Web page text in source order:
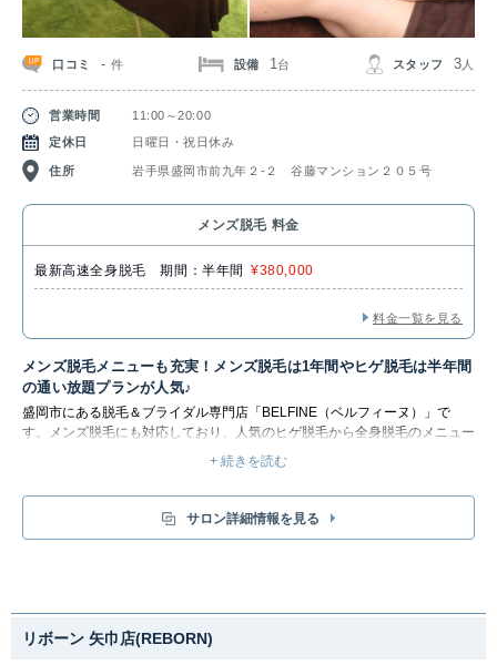
口コミ -件 設備 1台 スタッフ 3人
営業時間
11:00～20:00
定休日
日曜日・祝日休み
住所 岩手県盛岡市前九年２-２ 谷藤マンション２０５号
メンズ脱毛 料金
最新高速全身脱毛 期間：半年間 ¥380,000
料金一覧を見る
メンズ脱毛メニューも充実！メンズ脱毛は1年間やヒゲ脱毛は半年間
の通い放題プランが人気♪
盛岡市にある脱毛＆ブライダル専門店「BELFINE（ベルフィーヌ）」で
す。メンズ脱毛にも対応しており、人気のヒゲ脱毛から全身脱毛のメニュー
は1年間や半年間の通い放題プラン（回数20回）があります。
ゆったり個室サロンで感染症対策・全従業員ワクチン接種完了なので安心し
てお越しください。短時間×毛周期を気にせず通えて忙しい大人も通い易
い！痛みもほぼ感じないので、脱毛が初めての方もおすすめです。顔脱
+ 続きを読む
サロン詳細情報を見る
リボーン 矢巾店(REBORN)